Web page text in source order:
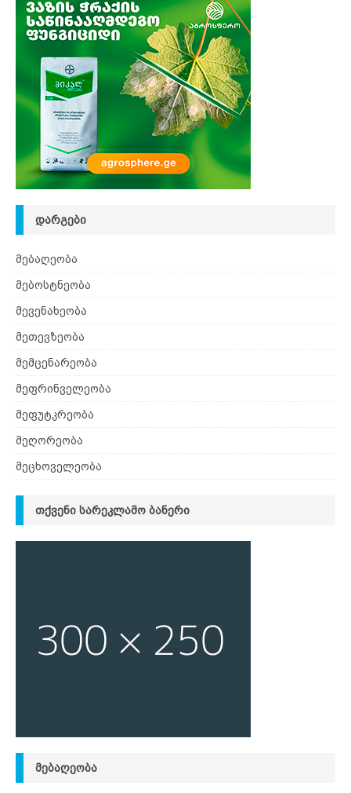
ᲓᲐᲠᲒᲔᲑᲘ
მებაღეობა
მებოსტნეობა
მევენახეობა
მეთევზეობა
მემცენარეობა
მეფრინველეობა
მეფუტკრეობა
მეღორეობა
მეცხოველეობა
ᲗᲥᲕᲔᲜᲘ ᲡᲐᲠᲔᲙᲚᲐᲛᲝ ᲑᲐᲜᲔᲠᲘ
ᲛᲔᲑᲐᲦᲔᲝᲑᲐ